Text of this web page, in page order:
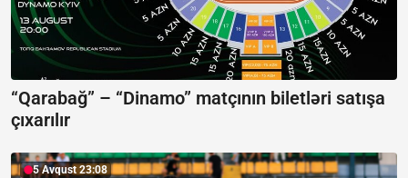
“Qarabağ” – “Dinamo” matçının biletləri satışa
çıxarılır
5 Avqust 23:08